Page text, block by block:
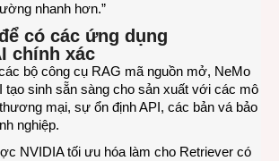
nhanh hơn.”
có các ứng dụng
chính xác
bộ công cụ RAG mã nguồn mở, NeMo
tạo sinh sẵn sàng cho sản xuất với các mô
mại, sự ổn định API, các bản vá bảo
nghiệp.
NVIDIA tối ưu hóa làm cho Retriever có